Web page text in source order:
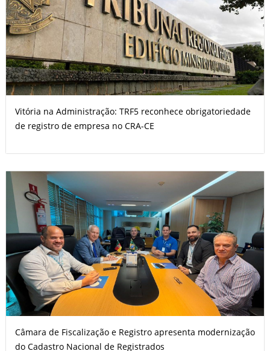
Vitória na Administração: TRF5 reconhece obrigatoriedade
de registro de empresa no CRA-CE
Câmara de Fiscalização e Registro apresenta modernização
do Cadastro Nacional de Registrados